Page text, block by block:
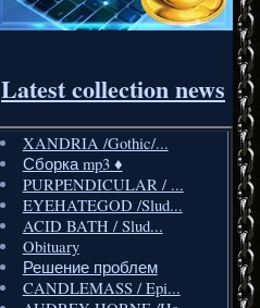
Latest collection news
XANDRIA /Gothic/...
Сборка mp3 ♦️
PURPENDICULAR / ...
EYEHATEGOD /Slud...
ACID BATH / Slud...
Obituary
Решение проблем
CANDLEMASS / Epi...